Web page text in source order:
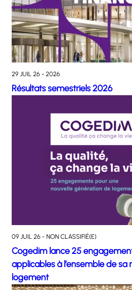
29 JUIL 26 - 2026
Résultats semestriels 2026
09 JUIL 26 - NON CLASSIFIÉ(E)
Cogedim lance 25
applicables à l’ensemble de sa
logement